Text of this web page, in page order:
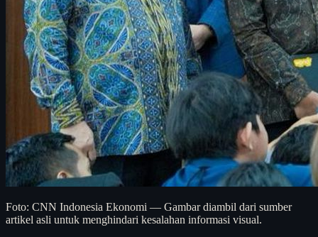
Foto: CNN Indonesia Ekonomi — Gambar diambil dari sumber
artikel asli untuk menghindari kesalahan informasi visual.